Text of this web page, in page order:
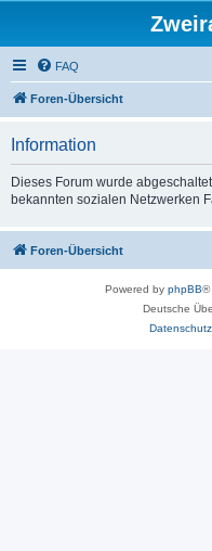
FAQ
Foren-Übersicht
Information
Dieses Forum wurde
bekannten sozialen Netzwerken
Foren-Übersicht
Powered by phpBB®
Deutsche
Datenschutz